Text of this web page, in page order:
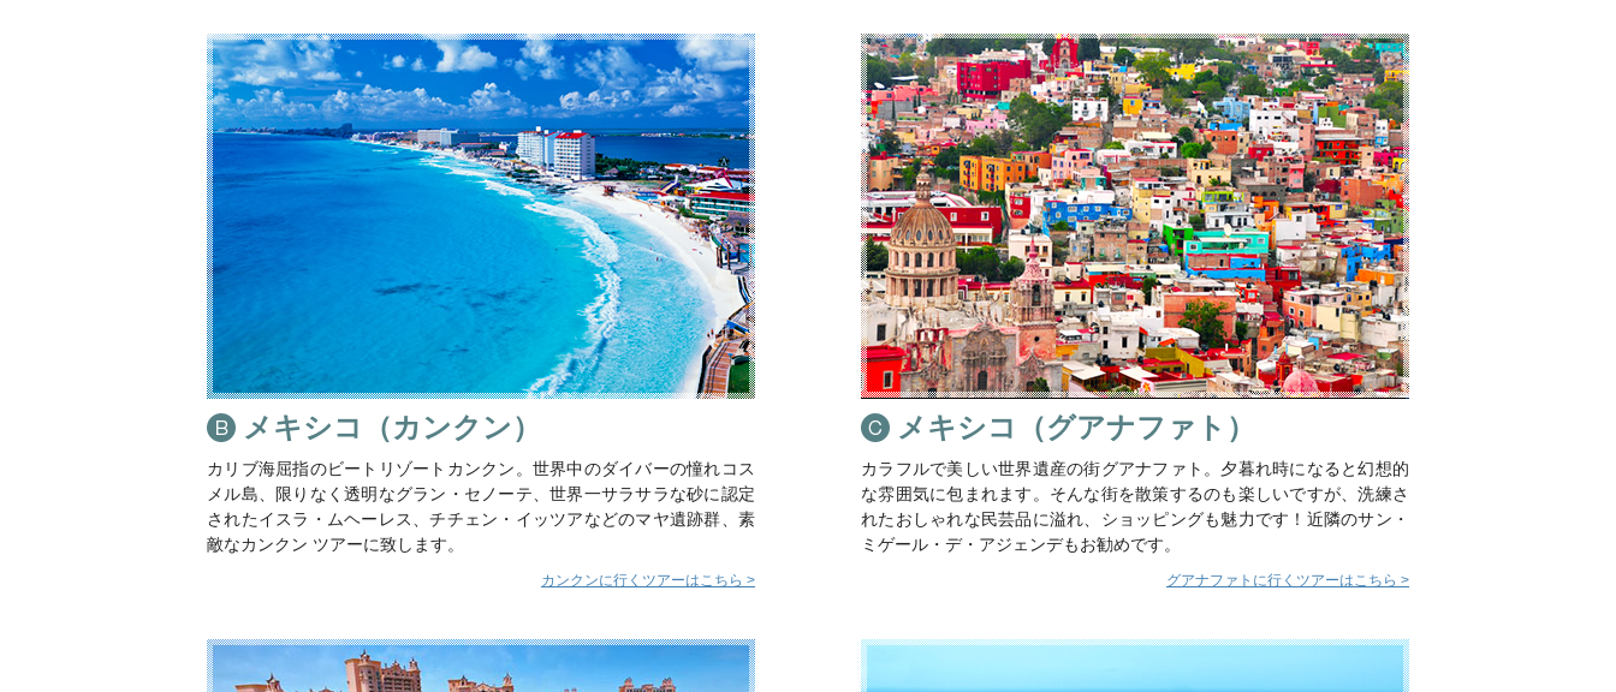
メキシコ（カンクン）
カリブ海屈指のビートリゾートカンクン。世界中のダイバーの憧れコス
メル島、限りなく透明なグラン・セノーテ、世界一サラサラな砂に認定
されたイスラ・ムヘーレス、チチェン・イッツアなどのマヤ遺跡群、素
敵なカンクン ツアーに致します。
カンクンに行くツアーはこちら >
メキシコ（グアナファト）
カラフルで美しい世界遺産の街グアナファト。夕暮れ時になると幻想的
な雰囲気に包まれます。そんな街を散策するのも楽しいですが、洗練さ
れたおしゃれな民芸品に溢れ、ショッピングも魅力です！近隣のサン・
ミゲール・デ・アジェンデもお勧めです。
グアナファトに行くツアーはこちら >